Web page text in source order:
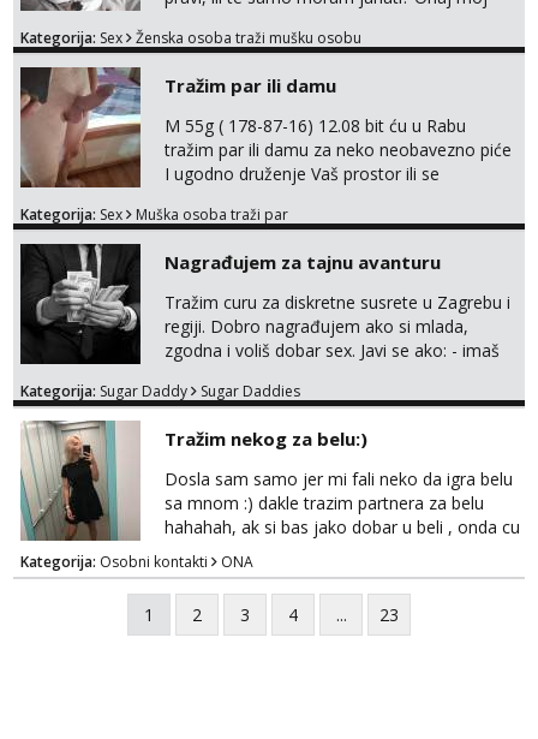
na sexdater link i javi mi se tamo....
Kategorija: Sex Ženska osoba traži mušku osobu
Tražim par ili damu
M 55g ( 178-87-16) 12.08 bit ću u Rabu
tražim par ili damu za neko neobavezno piće
I ugodno druženje Vaš prostor ili se
plaži na noćno kupanje Kontakt
Kategorija: Sex Muška osoba traži par
Nagrađujem za tajnu avanturu
Tražim curu za diskretne susrete u Zagrebu i
regiji. Dobro nagrađujem ako si mlada,
zgodna i voliš dobar sex. Javi se ako: - imaš
kosu - se dobro ljubiš - si fleksibilna s
dostupna radnim danom (vikendi i noći su za
obitelj) - vodiš brigu o zdravlju i koristiš
zaštitu Ne javljajte se: - debele - frajeri i
paro...
Kategorija: Sugar Daddy Sugar Daddies
Tražim nekog za belu:)
Dosla sam samo jer mi fali neko da igra belu
sa mnom :) dakle trazim partnera za belu
hahahah, ak si bas jako dobar u beli , onda cu
razmislit za dalje Klikni na link ispod i nadji me
tamo, cekam te!
Kategorija: Osobni kontakti ONA
1 2 3 4 ... 23